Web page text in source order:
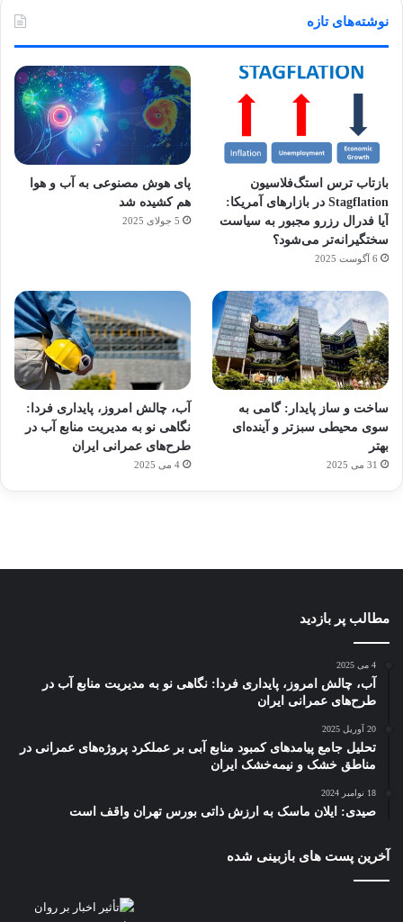
نوشته‌های تازه
بازتاب ترس استگ‌فلاسیون
Stagflation در بازارهای آمریکا:
آیا فدرال رزرو مجبور به سیاست
سختگیرانه‌تر می‌شود؟
6 آگوست 2025
پای هوش مصنوعی به آب و هوا
هم کشیده شد
5 جولای 2025
ساخت و ساز پایدار: گامی به
سوی محیطی سبزتر و آینده‌ای
بهتر
31 می 2025
آب، چالش امروز، پایداری فردا:
نگاهی نو به مدیریت منابع آب در
طرح‌های عمرانی ایران
4 می 2025
آماده
برای
کشف
توسط
ژاکت
در
ی سفر
مجازی
…
توسط
ورزش
با
ساعت
هوشمند
عکاسی
با طعم
توسط
ژاکت
در
هدفون
های
2023
توسط
ژاکت
مطالب پر بازدید
4 می 2025
آب، چالش امروز، پایداری فردا: نگاهی نو به مدیریت منابع آب در
طرح‌های عمرانی ایران
20 آوریل 2025
تحلیل جامع پیامدهای کمبود منابع آبی بر عملکرد پروژه‌های عمرانی در
مناطق خشک و نیمه‌خشک ایران
18 نوامبر 2024
صیدی: ایلان ماسک به ارزش ذاتی بورس تهران واقف است
آخرین پست های بازبینی شده